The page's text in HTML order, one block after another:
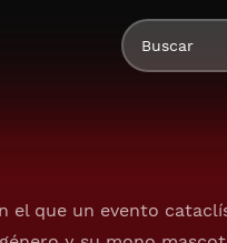
el que un evento